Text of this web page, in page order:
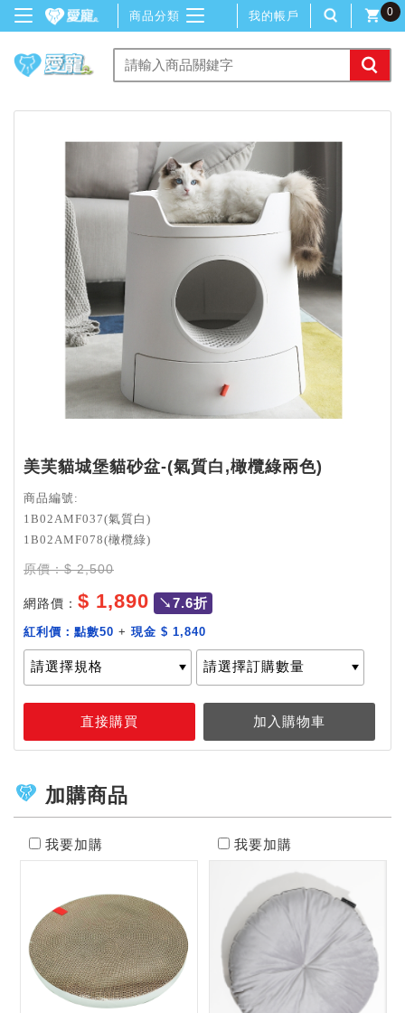
商品分類 我的帳戶 0
美芙貓城堡貓砂盆-(氣質白,橄欖綠兩色)
商品編號:
1B02AMF037(氣質白)
1B02AMF078(橄欖綠)
原價：$ 2,500
網路價： $ 1,890 ↘7.6折
紅利價： 點數50 + 現金 $ 1,840
加購商品
我要加購 我要加購
商品介紹